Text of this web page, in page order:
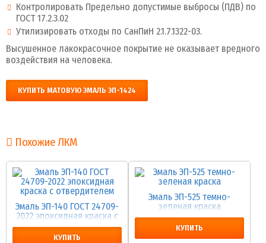
Контролировать Предельно допустимые выбросы (ПДВ) по
ГОСТ 17.2.3.02
Утилизировать отходы по СанПиН 2.1.7.1322-03.
Высушенное лакокрасочное покрытие не оказывает вредного
воздействия на человека.
КУПИТЬ МАТОВУЮ ЭМАЛЬ ЭП-1424
Похожие ЛКМ
Эмаль ЭП-140 ГОСТ 24709-
2022 эпоксидная краска с
отвердителем
КУПИТЬ
Эмаль ЭП-525 темно-
зеленая краска
КУПИТЬ